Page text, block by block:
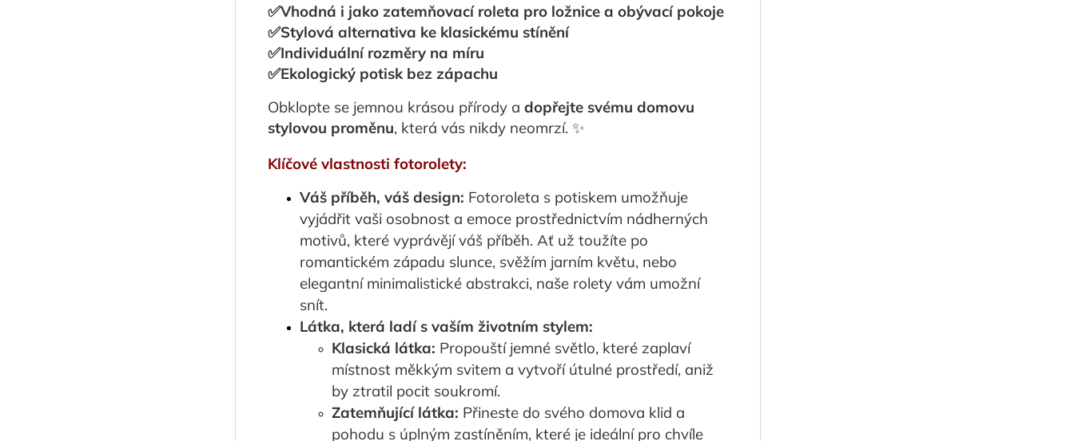
✅Vhodná i jako zatemňovací roleta pro ložnice a obývací pokoje
✅Stylová alternativa ke klasickému stínění
✅Individuální rozměry na míru
✅Ekologický potiskbez zápachu
Obklopte se jemnou krásou přírody a dopřejte svému domovu
stylovou proměnu, která vás nikdy neomrzí. ✨
Klíčové vlastnosti fotorolety:
Váš příběh, váš design: Fotoroleta s potiskem umožňuje
vyjádřit vaši osobnost a emoce prostřednictvím nádherných
motivů, které vyprávějí váš příběh. Ať už toužíte po
romantickém západu slunce, svěžím jarním květu, nebo
elegantní minimalistické abstrakci, naše rolety vám umožní
snít.
Látka, která ladí s vaším životním stylem:
Klasická látka: Propouští jemné světlo, které zaplaví
místnost měkkým svitem a vytvoří útulné prostředí, aniž
by ztratil pocit soukromí.
Zatemňující látka: Přineste do svého domova klid a
pohodu s úplným zastíněním, které je ideální pro chvíle